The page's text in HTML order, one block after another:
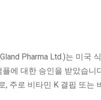
Pharma Ltd.)는 미국
에 대한 승인을 받았습니
, 주로 비타민 K 결핍 또